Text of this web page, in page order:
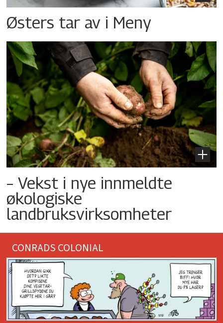
Østers tar av i Meny
– Vekst i nye innmeldte
økologiske
landbruksvirksomheter
CONRADS COLONIAL